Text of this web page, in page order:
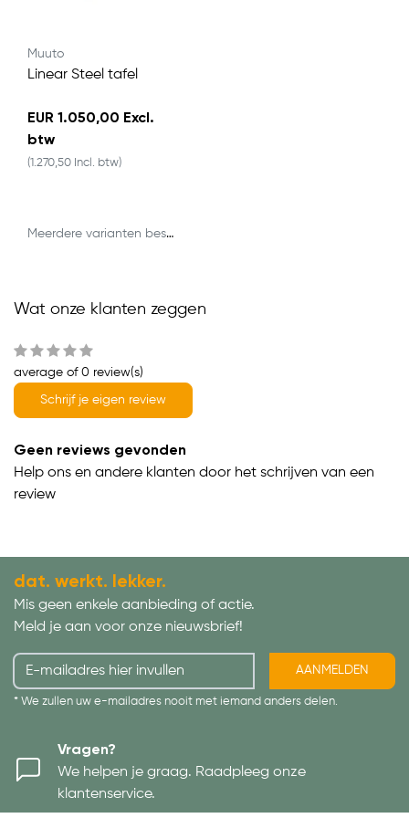
Muuto
Linear Steel tafel
EUR 1.050,00 Excl.
btw
(1.270,50 Incl. btw)
Meerdere varianten beschikbaar
Wat onze klanten zeggen
average of 0 review(s)
Schrijf je eigen review
Geen reviews gevonden
Help ons en andere klanten door het schrijven van een
review
dat. werkt. lekker.
Mis geen enkele aanbieding of actie.
Meld je aan voor onze nieuwsbrief!
AANMELDEN
* We zullen uw e-mailadres nooit met iemand anders delen.
Vragen?
We helpen je graag. Raadpleeg onze
klantenservice.